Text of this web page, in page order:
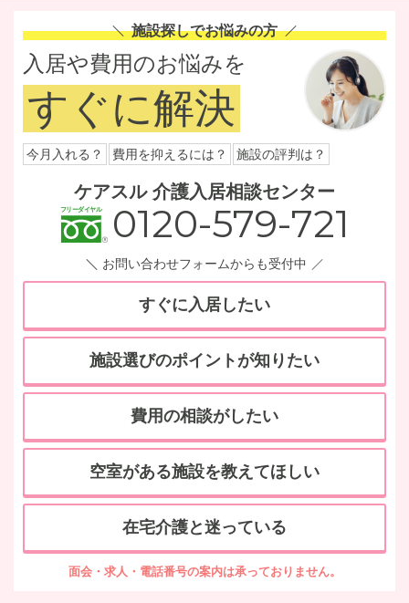
施設探しでお悩みの方
入居や費用のお悩みを
すぐに解決
今月入れる？ 費用を抑えるには？ 施設の評判は？
ケアスル 介護入居相談センター
0120-579-721
お問い合わせフォームからも受付中
すぐに入居したい
施設選びのポイントが知りたい
費用の相談がしたい
空室がある施設を教えてほしい
在宅介護と迷っている
面会・求人・電話番号の案内は承っておりません。